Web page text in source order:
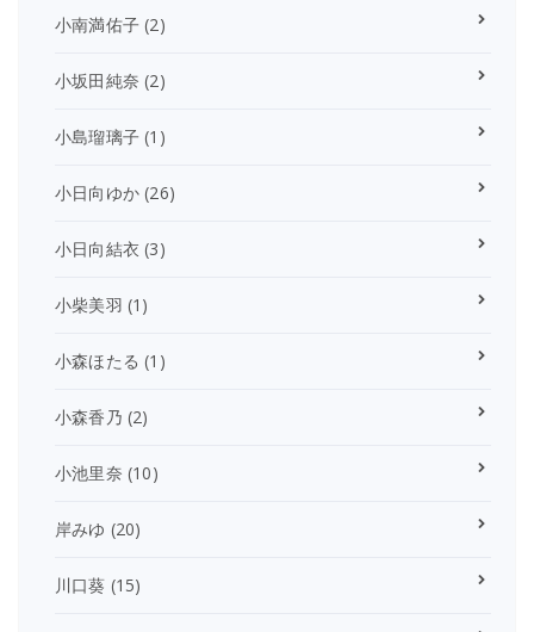
小南満佑子 (2)
小坂田純奈 (2)
小島瑠璃子 (1)
小日向ゆか (26)
小日向結衣 (3)
小柴美羽 (1)
小森ほたる (1)
小森香乃 (2)
小池里奈 (10)
岸みゆ (20)
川口葵 (15)